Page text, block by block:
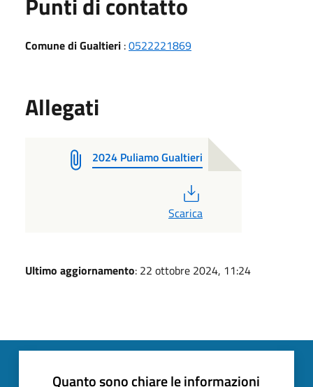
Comune di Gualtieri :0522221869
Allegati
2024 Puliamo Gualtieri
Scarica
Ultimo aggiornamento: 22 ottobre 2024, 11:24
Quanto sono chiare le informazioni